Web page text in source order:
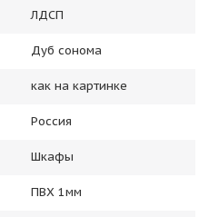
ЛДСП
Дуб сонома
как на картинке
Россия
Шкафы
ПВХ 1мм